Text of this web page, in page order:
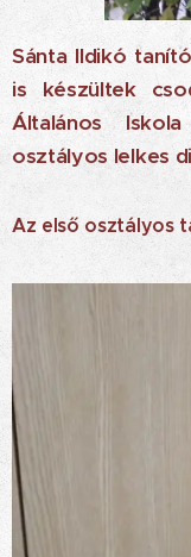
Sánta Ildikó
is készültek
Általános
osztályos lelkes
Az első osztályos